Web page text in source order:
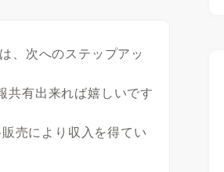
、次へのステップアッ
共有出来れば嬉しいです
売により収入を得てい